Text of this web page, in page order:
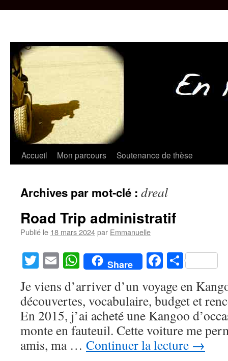
Aller
contenu
Accueil Mon parcours Soutenance de thèse
Archives par mot-clé : dreal
Road Trip administratif
Publié le 18 mars 2024par Emmanuelle
Twitter
EmailWhatsApp
Share Facebook
Je viens d’arriver d’un voyage en
découvertes, vocabulaire, budget et
En 2015, j’ai acheté une Kangoo
monte en fauteuil. Cette voiture me
amis, ma … Continuer la lecture →